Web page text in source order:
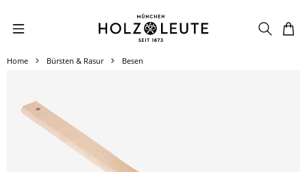
Zum Hauptinhalt springen
Home Bürsten & Rasur Besen